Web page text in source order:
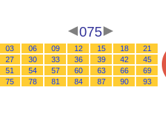
075
03 06 09 12 15 18
21
27 30 33 36 39 42
45
51 54 57 60 63 66
69
75 78 81 84 87 90 93